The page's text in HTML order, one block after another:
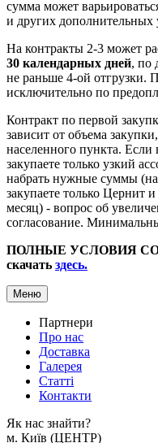
сумма может
и других дополнительных
На контракты 2-3 может
30 календарных дней, по
не раньше 4-ой отгрузки.
исключительно по
Контракт по первой
зависит от объема
населенного пункта.
закупаете только узкий
набрать нужные суммы
закупаете только Цернит
месяц) - вопрос об
согласование.
ПОЛНЫЕ УСЛОВИЯ
скачать здесь.
Меню
Партнери
Про нас
Доставка
Галерея
Статтi
Контакти
Як наc знайти?
м. Киïв (ЦЕНТР)